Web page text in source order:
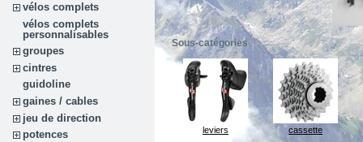
vélos complets
vélos complets
personnalisables
groupes
cintres
guidoline
gaines / cables
jeu de direction
potences
Sous-catégories
leviers cassette